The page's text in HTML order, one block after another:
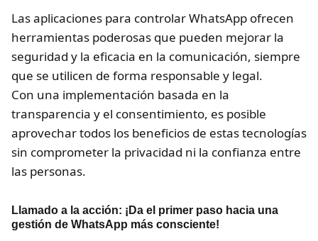
Las aplicaciones para controlar WhatsApp ofrecen
herramientas poderosas que pueden mejorar la
seguridad y la eficacia en la comunicación, siempre
que se utilicen de forma responsable y legal.
Con una implementación basada en la
transparencia y el consentimiento, es posible
aprovechar todos los beneficios de estas tecnologías
sin comprometer la privacidad ni la confianza entre
las personas.
Llamado a la acción: ¡Da el primer paso hacia una
gestión de WhatsApp más consciente!